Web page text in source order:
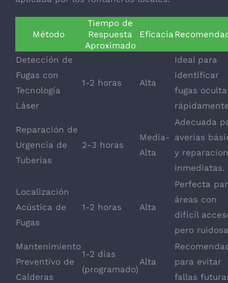
Método
Tiempo de
Respuesta
Aproximado
Eficacia
Detección de
Fugas con
Tecnología
Láser
1-2 horas Alta
Ideal para
identificar
fugas
Reparación de
Urgencia de
Tuberías
2-3 horas
Media-
Alta
Adecuada
averías
y
inmediatas.
Localización
Acústica de
Fugas
1-2 horas Alta
Perfecta
áreas con
difícil
pero
Mantenimiento
Preventivo de
Calderas
1-2 días
(programado)
Alta
para evitar
fallas